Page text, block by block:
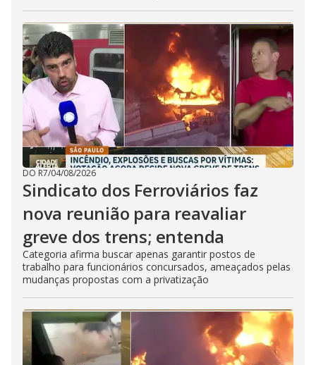
DO R7/04/08/2026
Sindicato dos Ferroviários faz
nova reunião para reavaliar
greve dos trens; entenda
Categoria afirma buscar apenas garantir postos de
trabalho para funcionários concursados, ameaçados pelas
mudanças propostas com a privatização